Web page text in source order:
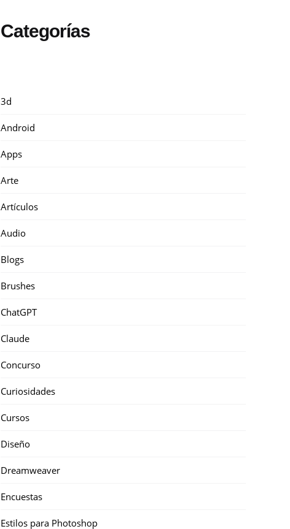
Categorías
3d
Android
Apps
Arte
Artículos
Audio
Blogs
Brushes
ChatGPT
Claude
Concurso
Curiosidades
Cursos
Diseño
Dreamweaver
Encuestas
Estilos para Photoshop